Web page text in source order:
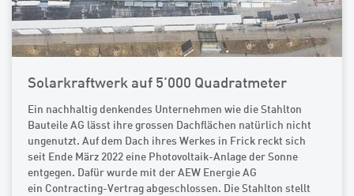
Solarkraftwerk auf 5'000 Quadratmeter
Ein nachhaltig denkendes Unternehmen wie die Stahlton
Bauteile AG lässt ihre grossen Dachflächen natürlich nicht
ungenutzt. Auf dem Dach ihres Werkes in Frick reckt sich
seit Ende März 2022 eine Photovoltaik-Anlage der Sonne
entgegen. Dafür wurde mit der AEW Energie AG
ein Contracting-Vertrag abgeschlossen. Die Stahlton stellt